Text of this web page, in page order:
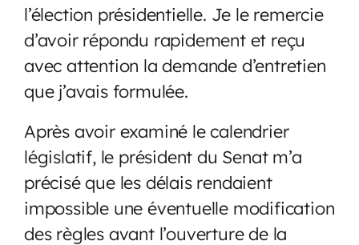
l’élection présidentielle. Je le remercie
d’avoir répondu rapidement et reçu
avec attention la demande d’entretien
que j’avais formulée.
Après avoir examiné le calendrier
législatif, le président du Senat m’a
précisé que les délais rendaient
impossible une éventuelle modification
des règles avant l’ouverture de la